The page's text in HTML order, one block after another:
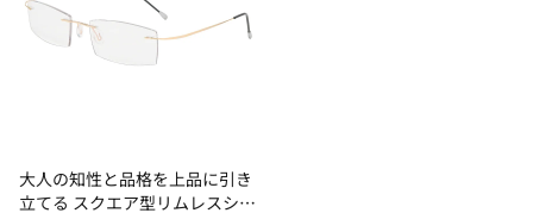
安い順
高い順
大人の知性と品格を上品に引き
立てる スクエア型リムレスシニ